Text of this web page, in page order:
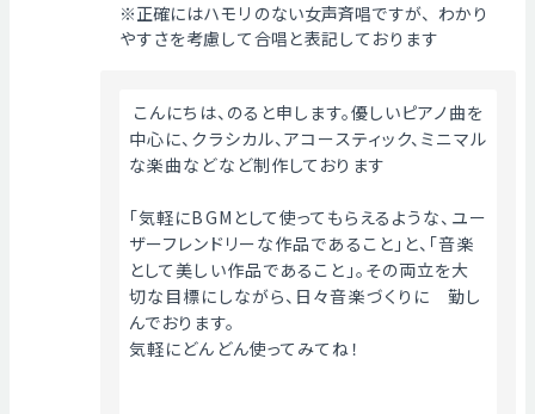
※正確にはハモリのない女声斉唱ですが、わかり
やすさを考慮して合唱と表記しております
中心に、クラシカル、アコースティック、ミニマル
な楽曲などなど制作しております
「気軽にBGMとして使ってもらえるような、ユー
ザーフレンドリーな作品であること」と、「音楽
として美しい作品であること」。その両立を大
切な目標にしながら、日々音楽づくりに　勤し
んでおります。
気軽にどんどん使ってみてね！